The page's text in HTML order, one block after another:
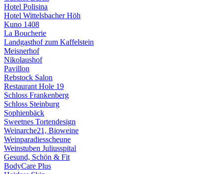
Hotel Polisina
Hotel Wittelsbacher Höh
Kuno 1408
La Boucherie
Landgasthof zum Kaffelstein
Meisnerhof
Nikolaushof
Pavillon
Rebstock Salon
Restaurant Hole 19
Schloss Frankenberg
Schloss Steinburg
Sophienbäck
Sweetnes Tortendesign
Weinarche21, Bioweine
Weinparadiesscheune
Weinstuben Juliusspital
Gesund, Schön & Fit
BodyCare Plus